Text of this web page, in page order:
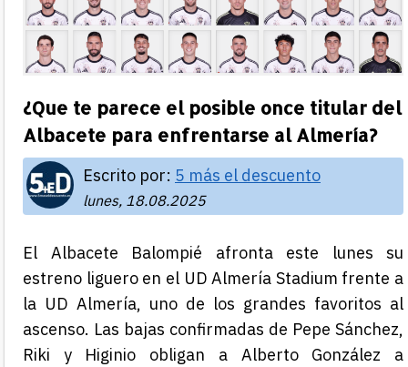
¿Que te parece el posible once titular del
Albacete para enfrentarse al Almería?
Escrito por: 5 más el descuento
lunes, 18.08.2025
El Albacete Balompié afronta este lunes su
estreno liguero en el UD Almería Stadium frente a
la UD Almería, uno de los grandes favoritos al
ascenso. Las bajas confirmadas de Pepe Sánchez,
Riki y Higinio obligan a Alberto González a